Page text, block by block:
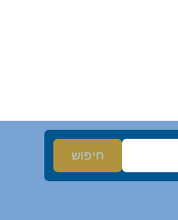
חיפוש